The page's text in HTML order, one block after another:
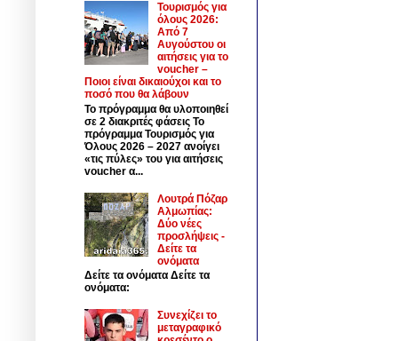
Τουρισμός για
όλους 2026:
Από 7
Αυγούστου οι
αιτήσεις για το
voucher –
Ποιοι είναι δικαιούχοι και το
ποσό που θα λάβουν
Το πρόγραμμα θα υλοποιηθεί
σε 2 διακριτές φάσεις Το
πρόγραμμα Τουρισμός για
Όλους 2026 – 2027 ανοίγει
«τις πύλες» του για αιτήσεις
voucher α...
Λουτρά Πόζαρ
Αλμωπίας:
Δύο νέες
προσλήψεις -
Δείτε τα
ονόματα
Δείτε τα ονόματα Δείτε τα
ονόματα:
Συνεχίζει το
μεταγραφικό